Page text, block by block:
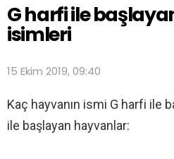
G harfi ile
isimleri
15 Ekim 2019, 09:40
Kaç hayvanın ismi G harfi ile
ile başlayan hayvanlar: